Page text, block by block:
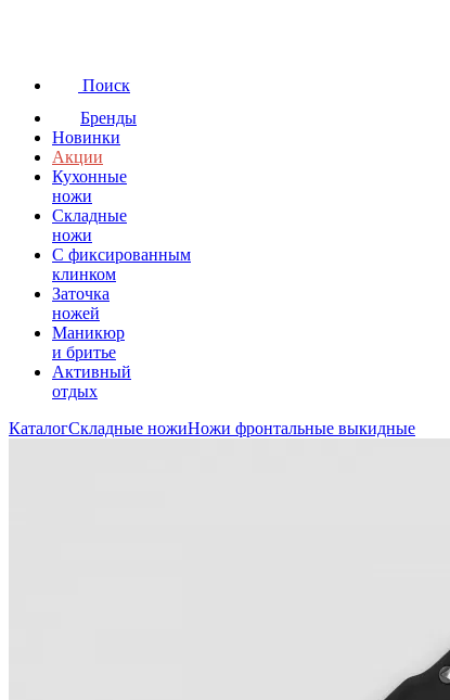
Поиск
Бренды
Новинки
Акции
Кухонные
ножи
Складные
ножи
C фиксированным
клинком
Заточка
ножей
Маникюр
и бритье
Активный
отдых
КаталогСкладные ножиНожи фронтальные выкидные